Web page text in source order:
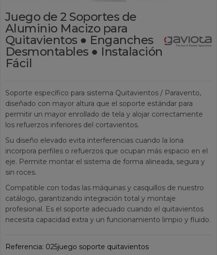
Juego de 2 Soportes de
Aluminio Macizo para
Quitavientos ● Enganches
Desmontables ● Instalación
Fácil
Soporte específico para sistema Quitavientos / Paravento,
diseñado con mayor altura que el soporte estándar para
permitir un mayor enrollado de tela y alojar correctamente
los refuerzos inferiores del cortavientos.
Su diseño elevado evita interferencias cuando la lona
incorpora perfiles o refuerzos que ocupan más espacio en el
eje. Permite montar el sistema de forma alineada, segura y
sin roces.
Compatible con todas las máquinas y casquillos de nuestro
catálogo, garantizando integración total y montaje
profesional. Es el soporte adecuado cuando el quitavientos
necesita capacidad extra y un funcionamiento limpio y fluido.
Referencia: 025juego soporte quitavientos